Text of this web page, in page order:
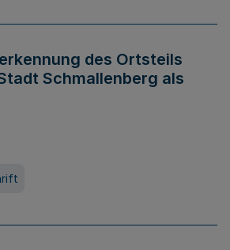
des Ortsteils
Schmallenberg als